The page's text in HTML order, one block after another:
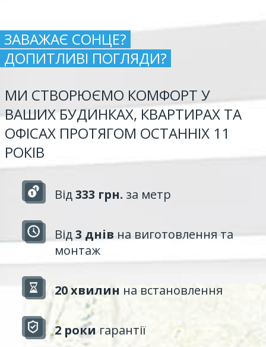
ЗАВАЖАЄ СОНЦЕ?
ДОПИТЛИВІ ПОГЛЯДИ?
МИ СТВОРЮЄМО КОМФОРТ У
ВАШИХ БУДИНКАХ, КВАРТИРАХ ТА
ОФІСАХ ПРОТЯГОМ ОСТАННІХ 11
РОКІВ
Від333 грн. за метр
Від3 днів на виготовлення та
монтаж
20 хвилин на встановлення
2 роки гарантії